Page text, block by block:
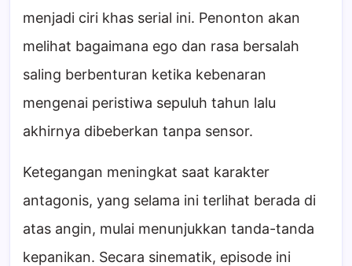
menjadi ciri khas serial ini. Penonton akan
melihat bagaimana ego dan rasa bersalah
saling berbenturan ketika kebenaran
mengenai peristiwa sepuluh tahun lalu
akhirnya dibeberkan tanpa sensor.
Ketegangan meningkat saat karakter
antagonis, yang selama ini terlihat berada di
atas angin, mulai menunjukkan tanda-tanda
kepanikan. Secara sinematik, episode ini